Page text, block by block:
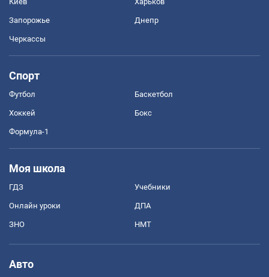
Запорожье Днепр
Черкассы
Спорт
Футбол Баскетбол
Хоккей Бокс
Формула-1
Моя школа
ГДЗ Учебники
Онлайн уроки ДПА
ЗНО НМТ
Авто